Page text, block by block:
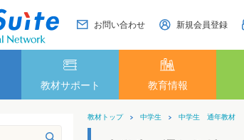
お問い合わせ 新規会員登録
教材サポート 教育情報
教材トップ 中学生 中学生 通年教材